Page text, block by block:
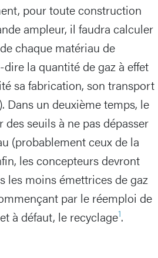
pour toute construction
ampleur, il faudra calculer
chaque matériau de
la quantité de gaz à effet
sa fabrication, son transport
Dans un deuxième temps, le
seuils à ne pas dépasser
(probablement ceux de la
les concepteurs devront
les moins émettrices de gaz
par le réemploi de
à défaut, le recyclage1.